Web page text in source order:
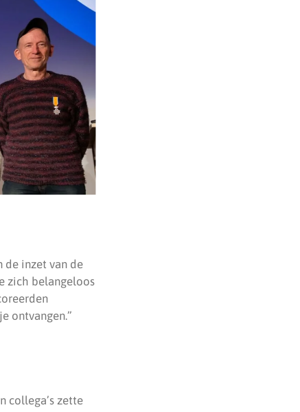
de inzet van de
zich belangeloos
ontvangen.”
collega’s zette